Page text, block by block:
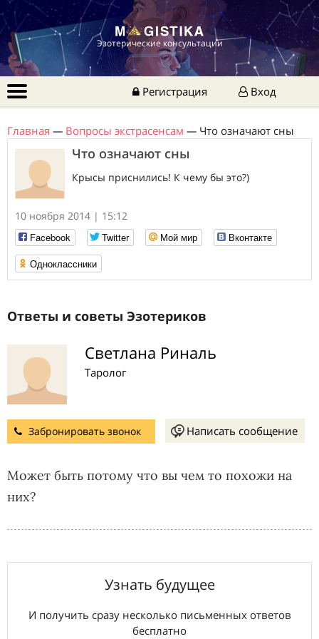
Эзотерические консультации
Регистрация Вход
Главная — Вопросы экстрасенсам — Что означают сны
Что означают сны
Крысы приснились! К чему бы это?)
10 ноября 2014 | 15:12
Facebook
Twitter Мой мир
Вконтакте
Одноклассники
Ответы и советы Эзотериков
Светлана Риналь
Таролог
Забронировать звонок Написать сообщение
Может быть потому что вы чем то похожи на
них?
Узнать будущее
И получить сразу несколько письменных ответов
бесплатно